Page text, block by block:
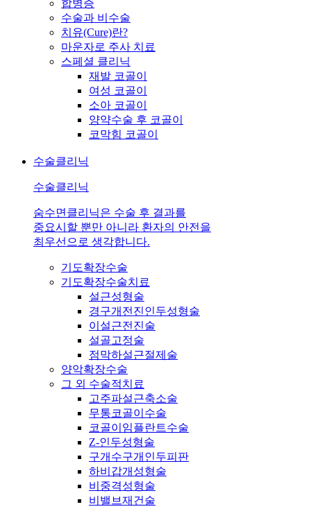
합병증
수술과 비수술
치유(Cure)란?
마운자로 주사 치료
스페셜 클리닉
재발 코골이
여성 코골이
소아 코골이
양약수술 후 코골이
코막힘 코골이
수술클리닉
수술클리닉
숨수면클리닉은 수술 후 결과를
중요시할 뿐만 아니라 환자의 안전을
최우선으로 생각합니다.
기도확장수술
기도확장수술치료
설근성형술
경구개전진인두성형술
이설근전진술
설골고정술
점막하설근절제술
양악확장수술
그 외 수술적치료
고주파설근축소술
무통코골이수술
코골이임플란트수술
Z-인두성형술
구개수구개인두피판
하비갑개성형술
비중격성형술
비밸브재건술